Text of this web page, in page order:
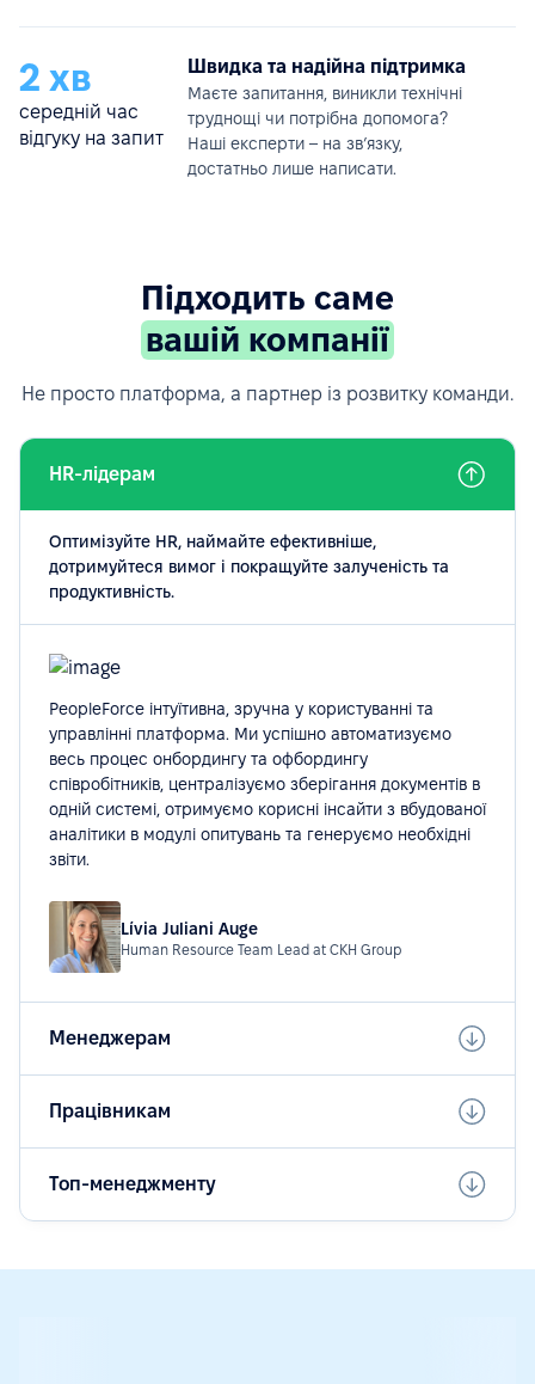
2 хв
середній час
відгуку на запит
Швидка та надійна підтримка
Маєте запитання, виникли технічні
труднощі чи потрібна допомога?
Наші експерти – на зв’язку,
достатньо лише написати.
Підходить саме
вашій компанії
Не просто платформа, а партнер із розвитку команди.
HR-лідерам
Оптимізуйте HR, наймайте ефективніше,
дотримуйтеся вимог і покращуйте залученість та
продуктивність.
PeopleForce інтуїтивна, зручна у користуванні та
управлінні платформа. Ми успішно автоматизуємо
весь процес онбордингу та офбордингу
співробітників, централізуємо зберігання документів в
одній системі, отримуємо корисні інсайти з вбудованої
аналітики в модулі опитувань та генеруємо необхідні
звіти.
Lívia Juliani Auge
Human Resource Team Lead at CKH Group
Менеджерам
Працівникам
Топ-менеджменту